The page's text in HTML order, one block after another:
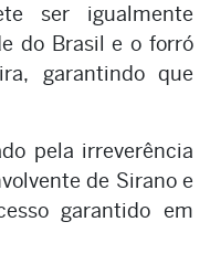
ser igualmente
do Brasil e o forró
garantindo que
pela irreverência
de Sirano e
garantido em